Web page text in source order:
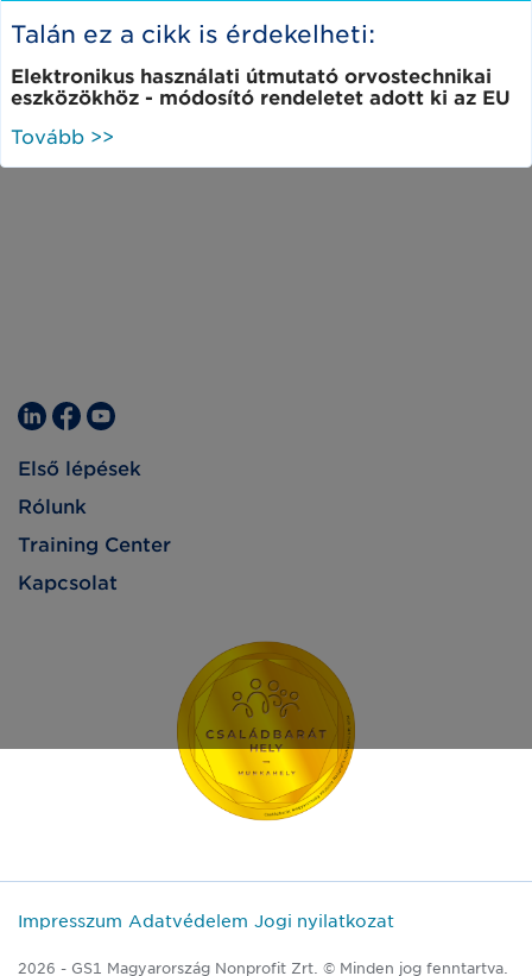
Talán ez a cikk is érdekelheti:
Elektronikus használati útmutató orvostechnikai
eszközökhöz - módosító rendeletet adott ki az EU
Tovább >>
Első lépések
Rólunk
Training Center
Kapcsolat
Impresszum Adatvédelem Jogi nyilatkozat
2026 - GS1 Magyarország Nonprofit Zrt. © Minden jog fenntartva.